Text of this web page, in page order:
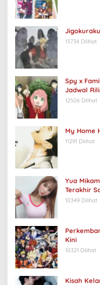
13734 Dilihat
Spy x
Jadwal
12506 Dilihat
My Home
11291 Dilihat
Yua
Terakhir
10349 Dilihat
Kini
10321 Dilihat
Kisah